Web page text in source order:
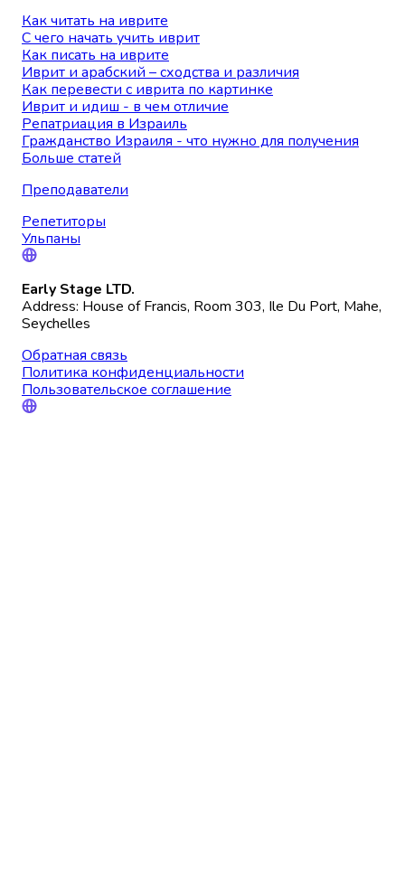
Как читать на иврите
С чего начать учить иврит
Как писать на иврите
Иврит и арабский – сходства и различия
Как перевести с иврита по картинке
Иврит и идиш - в чем отличие
Репатриация в Израиль
Гражданство Израиля - что нужно для получения
Больше статей
Преподаватели
Репетиторы
Ульпаны
Early Stage LTD.
Address: House of Francis, Room 303, Ile Du Port, Mahe,
Seychelles
Обратная связь
Политика конфиденциальности
Пользовательское соглашение